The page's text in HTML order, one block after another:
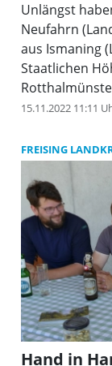
Unlängst
Neufahrn
aus Ismaning
Staatlichen
„Staatlich
Rotthalmünster.
15.11.2022 11:11
FREISING
Hand in